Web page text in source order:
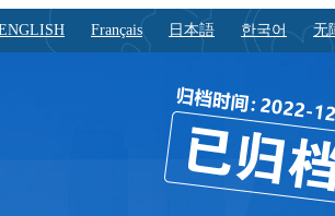
Français 日本語 한국어 无